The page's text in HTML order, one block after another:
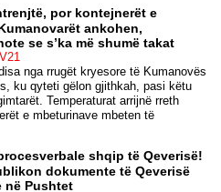
por kontejnerët e
ankohen,
se s’ka më shumë takat
nga rrugët kryesore të Kumanovës
ku qyteti gëlon gjithkah, pasi këtu
Temperaturat arrijnë rreth
e mbeturinave mbeten të
shqip të Qeverisë!
dokumente të Qeverisë
në Pushtet